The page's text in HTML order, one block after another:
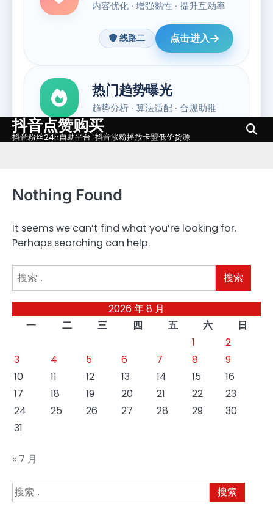
Skip抖音点赞购买
抖音粉丝24h自助平台-抖音涨粉播放卡盟低价货源
Nothing Found
It seems we can’t find what you’re looking for.
Perhaps searching can help.
搜
索：
2026 年 8 月
一
二 三 四 五 六
日
1
2
3
4 5 6 7 8
9
10
11 12 13 14 15
16
17
18 19 20 21 22
23
24
25 26 27 28 29
30
31
« 7 月
搜
索：